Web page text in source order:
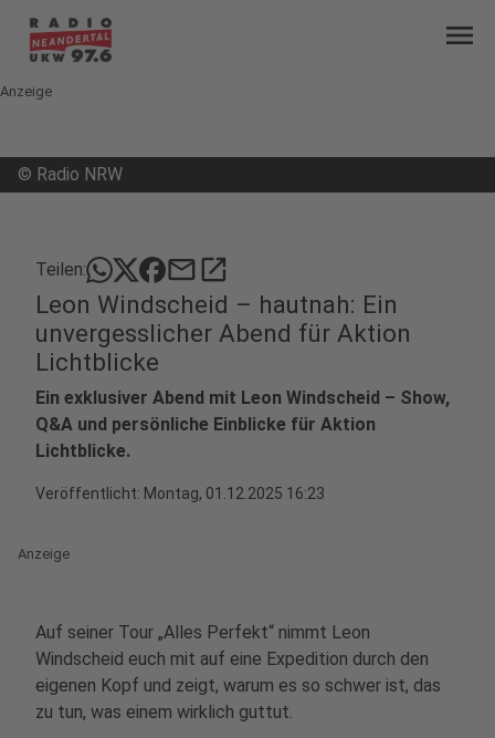
menu
Anzeige
© Radio NRW
Teilen: mailopen_in_new
Leon Windscheid – hautnah: Ein
unvergesslicher Abend für Aktion
Lichtblicke
Ein exklusiver Abend mit Leon Windscheid – Show,
Q&A und persönliche Einblicke für Aktion
Lichtblicke.
Veröffentlicht: Montag, 01.12.2025 16:23
Anzeige
Auf seiner Tour „Alles Perfekt“ nimmt Leon
Windscheid euch mit auf eine Expedition durch den
eigenen Kopf und zeigt, warum es so schwer ist, das
zu tun, was einem wirklich guttut.